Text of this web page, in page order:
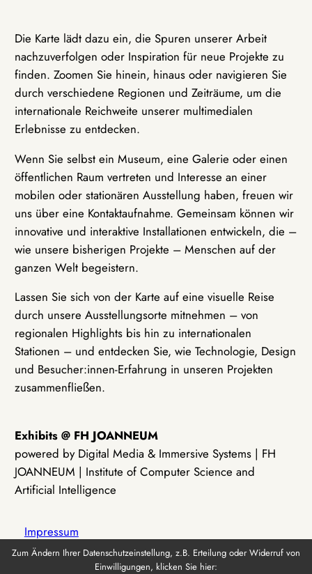
Die Karte lädt dazu ein, die Spuren unserer Arbeit
nachzuverfolgen oder Inspiration für neue Projekte zu
finden. Zoomen Sie hinein, hinaus oder navigieren Sie
durch verschiedene Regionen und Zeiträume, um die
internationale Reichweite unserer multimedialen
Erlebnisse zu entdecken.
Wenn Sie selbst ein Museum, eine Galerie oder einen
öffentlichen Raum vertreten und Interesse an einer
mobilen oder stationären Ausstellung haben, freuen wir
uns über eine Kontaktaufnahme. Gemeinsam können wir
innovative und interaktive Installationen entwickeln, die –
wie unsere bisherigen Projekte – Menschen auf der
ganzen Welt begeistern.
Lassen Sie sich von der Karte auf eine visuelle Reise
durch unsere Ausstellungsorte mitnehmen – von
regionalen Highlights bis hin zu internationalen
Stationen – und entdecken Sie, wie Technologie, Design
und Besucher:innen-Erfahrung in unseren Projekten
zusammenfließen.
Exhibits @ FH JOANNEUM
powered by Digital Media & Immersive Systems | FH
JOANNEUM | Institute of Computer Science and
Artificial Intelligence
Impressum
Zum Ändern Ihrer Datenschutzeinstellung, z.B. Erteilung oder Widerruf von
Einwilligungen, klicken Sie hier: